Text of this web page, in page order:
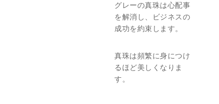
グレーの真珠は心配事
を解消し、ビジネスの
成功を約束します。
真珠は頻繁に身につけ
るほど美しくなりま
す。